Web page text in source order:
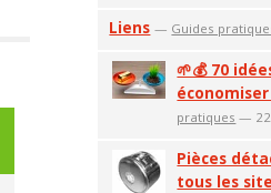
Liens — Guides
🌱💰 70
pratiques —
Pièces
tous les